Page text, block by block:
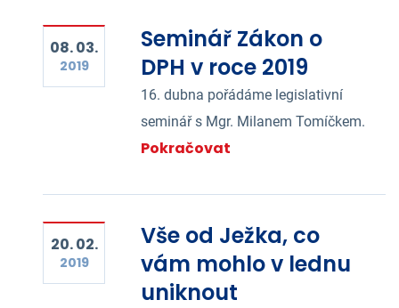
08. 03.
2019
Seminář Zákon o
DPH v roce 2019
16. dubna pořádáme legislativní
seminář s Mgr. Milanem Tomíčkem.
Pokračovat
20. 02.
2019
Vše od Ježka, co
vám mohlo v lednu
uniknout